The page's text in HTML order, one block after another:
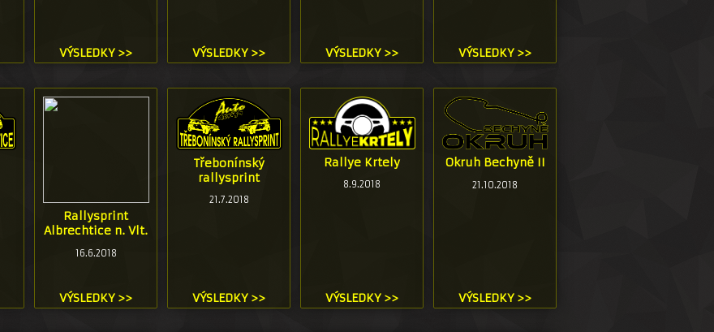
VÝSLEDKY >> VÝSLEDKY >> VÝSLEDKY >> VÝSLEDKY >>
Rallysprint
Albrechtice n. Vlt.
16.6.2018
VÝSLEDKY >>
Třebonínský
rallysprint
21.7.2018
VÝSLEDKY >>
Rallye Krtely
8.9.2018
VÝSLEDKY >>
Okruh Bechyně II
21.10.2018
VÝSLEDKY >>